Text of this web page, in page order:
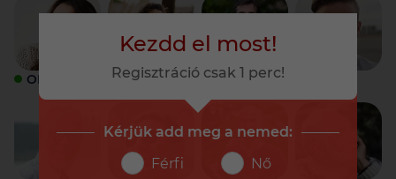
ONLINE ONLINE ONLINE
Kezdd el most!
Regisztráció csak 1 perc!
Kérjük add meg a nemed:
Férfi
Nő